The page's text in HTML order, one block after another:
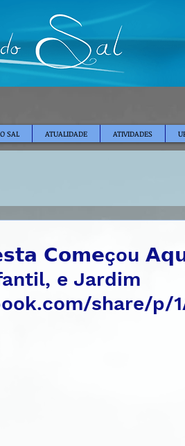
SAL ATUALIDADE ATIVIDADES
𝗖𝗼𝗺𝗲çou
e Jardim
share/p/